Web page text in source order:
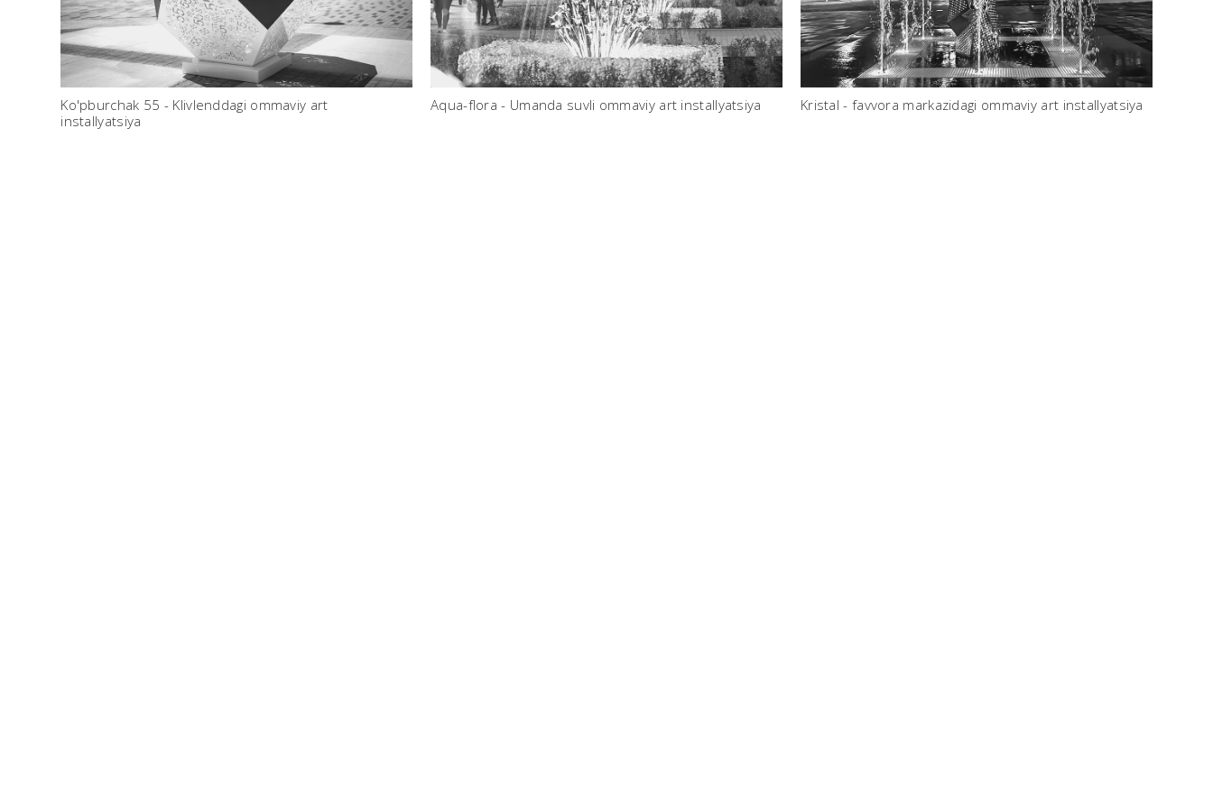
Ko'pburchak 55 - Klivlenddagi ommaviy art
installyatsiya
Aqua-flora - Umanda suvli ommaviy art installyatsiya Kristal - favvora markazidagi ommaviy art installyatsiya